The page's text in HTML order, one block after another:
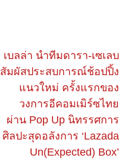
เบลล่า นำทีมดารา-เซเลบ
สัมผัสประสบการณ์ช้อปปิ้ง
แนวใหม่ ครั้งแรกของ
วงการอีคอมเมิร์ซไทย
ผ่าน Pop Up นิทรรศการ
ศิลปะสุดอลังการ ‘Lazada
Un(Expected) Box’